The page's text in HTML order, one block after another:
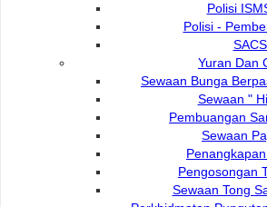
Polisi
Polisi -
Yuran Dan
Sewaan Bunga
Sewaan "
Pembuangan
Sewaan
Pengosongan
Sewaan Tong